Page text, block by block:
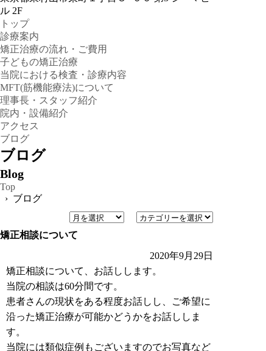
ル 2F
トップ
診療案内
矯正治療の流れ・ご費用
子どもの矯正治療
当院における検査・診療内容
MFT(筋機能療法)について
理事長・スタッフ紹介
院内・設備紹介
アクセス
ブログ
ブログ
Blog
Top
› ブログ
矯正相談について
2020年9月29日
矯正相談について、お話しします。
当院の相談は60分間です。
患者さんの現状をある程度お話しし、ご希望に
沿った矯正治療が可能かどうかをお話ししま
す。
当院には類似症例もございますのでお写真など